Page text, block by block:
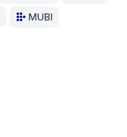
MUBI